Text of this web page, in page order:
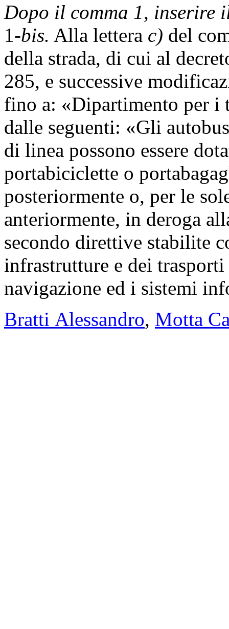
Dopo il comma 1, inserire
1-bis. Alla lettera c) del
della strada, di cui al
285, e successive
fino a: «Dipartimento per i
dalle seguenti: «Gli
di linea possono essere
portabiciclette o
posteriormente o, per le
anteriormente, in deroga
secondo direttive stabilite
infrastrutture e dei
navigazione ed i sistemi
Bratti Alessandro, Motta